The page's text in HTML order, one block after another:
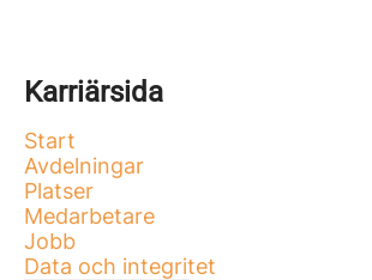
Karriärsida
Start
Avdelningar
Platser
Medarbetare
Jobb
Data och integritet